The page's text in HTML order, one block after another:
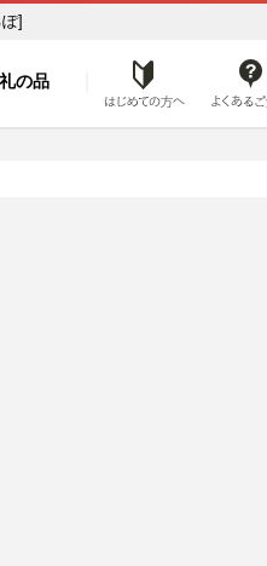
]
の品 はじめ